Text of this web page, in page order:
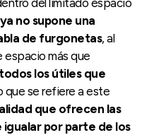
no supone una
de furgonetas, al
más que
los útiles que
que se refiere a este
que ofrecen las
por parte de los